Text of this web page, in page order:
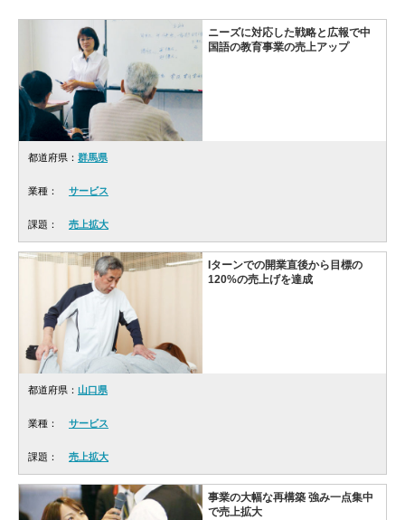
ニーズに対応した戦略と広報で中
国語の教育事業の売上アップ
都道府県： 群馬県
業種： サービス
課題： 売上拡大
Iターンでの開業直後から目標の
120%の売上げを達成
都道府県： 山口県
業種： サービス
課題： 売上拡大
事業の大幅な再構築 強み一点集中
で売上拡大